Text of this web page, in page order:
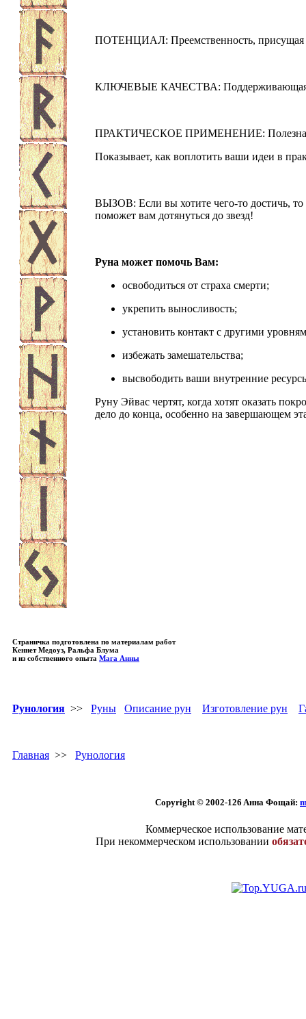
ПОТЕНЦИАЛ: Преемственность, присущая
КЛЮЧЕВЫЕ КАЧЕСТВА: Поддерживающая
ПРАКТИЧЕСКОЕ ПРИМЕНЕНИЕ: Полезна,
Показывает, как воплотить ваши идеи в
ВЫЗОВ: Если вы хотите чего-то достичь, то
поможет вам дотянуться до звезд!
Руна может помочь Вам:
освободиться от страха смерти;
укрепить выносливость;
установить контакт с другими
избежать замешательства;
высвободить ваши внутренние
Руну Эйвас чертят, когда хотят оказать
дело до конца, особенно на завершающем
Страничка подготовлена по материалам работ
Кеннет Медоуз, Ральфа Блума
и из собственного опыта Мага Анны
Рунология >> Руны Описание рун Изготовление рун
Главная >> Рунология
Copyright © 2002-126 Aннa Фoщaй:
Коммерческое использование
При некоммерческом использовании